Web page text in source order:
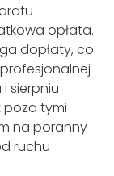
opłata.
dopłaty, co
sierpniu
poza tymi
na poranny
ruchu